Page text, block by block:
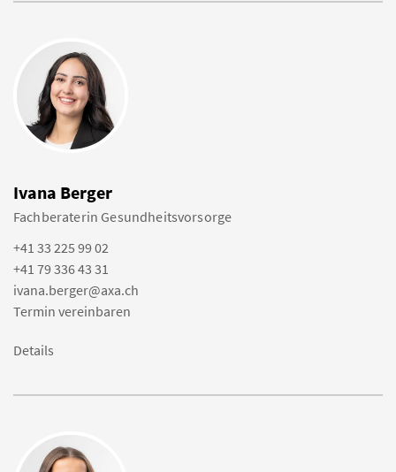
Ivana Berger
Fachberaterin Gesundheitsvorsorge
+41 33 225 99 02
+41 79 336 43 31
ivana.berger@axa.ch
Termin vereinbaren
Details